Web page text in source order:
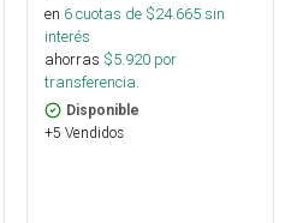
en 6cuotas de $24.665sin
interés
ahorras $5.920 por
transferencia.
Disponible
+5 Vendidos